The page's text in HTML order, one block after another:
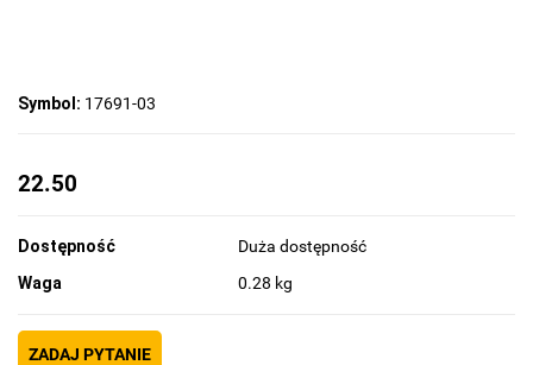
Symbol: 17691-03
22.50
Dostępność
Duża dostępność
Waga
0.28 kg
ZADAJ PYTANIE